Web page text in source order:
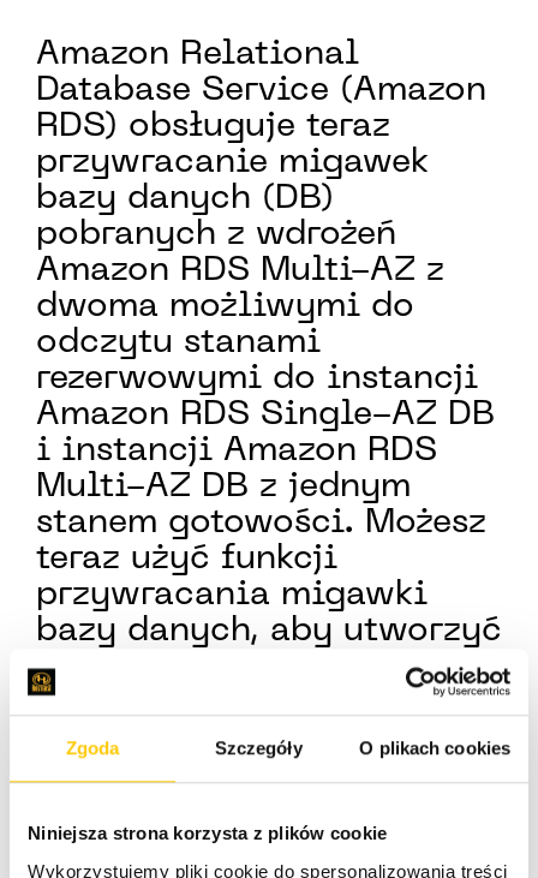
Zgoda Szczegóły O plikach cookies
Niniejsza strona korzysta z plików cookie
Wykorzystujemy pliki cookie do spersonalizowania treści
Amazon Relational
Database Service (Amazon
RDS) obsługuje teraz
przywracanie migawek
bazy danych (DB)
pobranych z wdrożeń
Amazon RDS Multi-AZ z
dwoma możliwymi do
odczytu stanami
rezerwowymi do instancji
Amazon RDS Single-AZ DB
i instancji Amazon RDS
Multi-AZ DB z jednym
stanem gotowości. Możesz
teraz użyć funkcji
przywracania migawki
bazy danych, aby utworzyć
nowe instancje baz danych
MySQL lub PostgreSQL dla
środowisk
programistycznych lub